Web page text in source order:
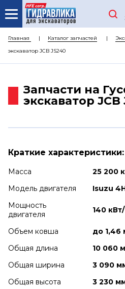
О НАС
Главная Каталог запчастей
экскаватор JCB JS240
Запчасти на
экскаватор JCB
Краткие характеристики:
Масса
25 200
Модель двигателя
Isuzu
Мощность
двигателя
140
Объем ковша
до 1,46
Общая длина
10 060
Общая ширина
3 090
Общая высота
3 230